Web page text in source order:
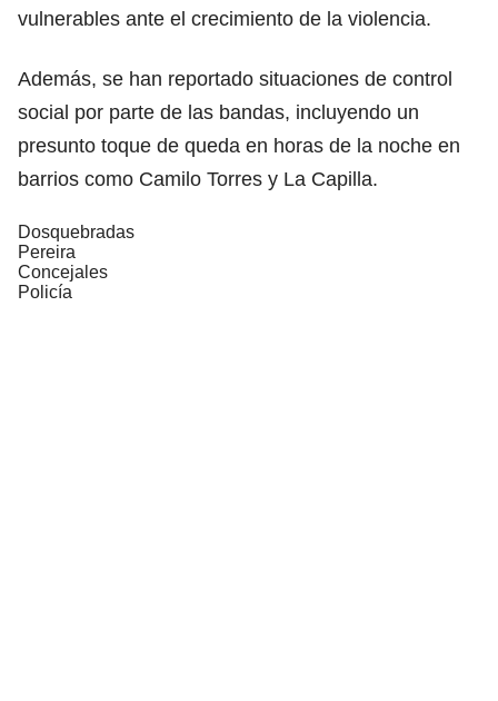
vulnerables ante el crecimiento de la violencia.
Además, se han reportado situaciones de control
social por parte de las bandas, incluyendo un
presunto toque de queda en horas de la noche en
barrios como Camilo Torres y La Capilla.
Dosquebradas
Pereira
Concejales
Policía